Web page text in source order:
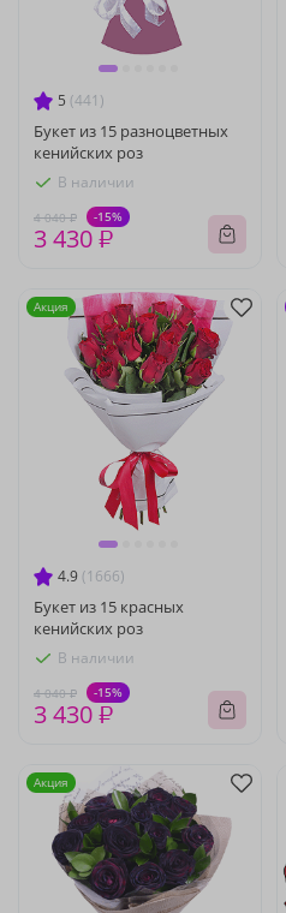
5 (441)
Букет из 15 разноцветных
кенийских роз
В наличии
4 040 ₽ -15%
3 430 ₽
4.9 (1666)
Букет из 15 красных
кенийских роз
В наличии
4 040 ₽ -15%
3 430 ₽
Акция
Акция